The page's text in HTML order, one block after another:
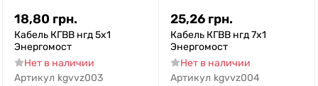
18,80 грн.
Кабель КГВВ нгд 5х1
Энергомост
Нет в наличии
Артикул kgvvz003
25,26 грн.
Кабель КГВВ нгд 7х1
Энергомост
Нет в наличии
Артикул kgvvz004